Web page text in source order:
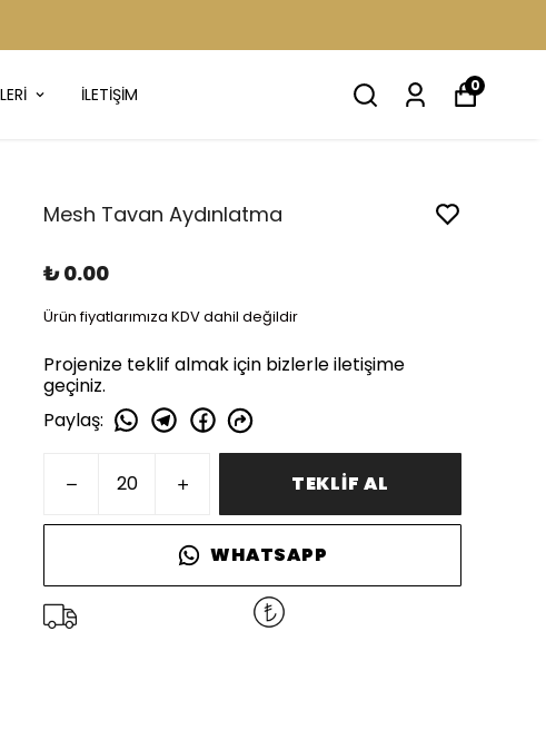
İLETİŞİM 0
Mesh Tavan Aydınlatma
₺ 0.00
Ürün fiyatlarımıza KDV dahil değildir
Projenize teklif almak için bizlerle iletişime
geçiniz.
Paylaş:
TEKLİF AL
WHATSAPP